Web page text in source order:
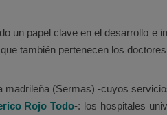
un papel clave en el desarrollo e
también pertenecen los doctores
madrileña (Sermas) -cuyos
Rojo Todo-: los hospitales